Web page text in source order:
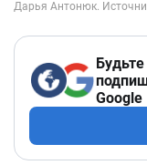
Google